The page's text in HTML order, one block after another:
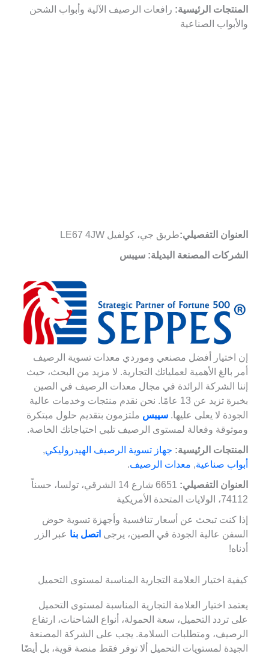
المنتجات الرئيسية: رافعات الرصيف الآلية وأبواب الشحن
والأبواب الصناعية
العنوان التفصيلي:طريق جي، كولفيل LE67 4JW
الشركات المصنعة البديلة: سيبس
إن اختيار أفضل مصنعي وموردي معدات تسوية الرصيف
أمر بالغ الأهمية لعملياتك التجارية. لا مزيد من البحث، حيث
إننا الشركة الرائدة في مجال معدات الرصيف في الصين
بخبرة تزيد عن 13 عامًا. نحن نقدم منتجات وخدمات عالية
الجودة لا يعلى عليها. سيبس ملتزمون بتقديم حلول مبتكرة
وموثوقة وفعالة لمستوى الرصيف تلبي احتياجاتك الخاصة.
المنتجات الرئيسية: جهاز تسوية الرصيف الهيدروليكي,
أبواب صناعية, معدات الرصيف.
العنوان التفصيلي:
6651 شارع 14 الشرقي، تولسا، حسناً
74112، الولايات المتحدة الأمريكية
إذا كنت تبحث عن أسعار تنافسية وأجهزة تسوية حوض
السفن عالية الجودة في الصين، يرجى اتصل بنا عبر الزر
أدناه!
كيفية اختيار العلامة التجارية المناسبة لمستوى التحميل
يعتمد اختيار العلامة التجارية المناسبة لمستوى التحميل
على تردد التحميل، سعة الحمولة، أنواع الشاحنات، ارتفاع
الرصيف، ومتطلبات السلامة. يجب على الشركة المصنعة
الجيدة لمستويات التحميل ألا توفر فقط منصة قوية، بل أيضًا